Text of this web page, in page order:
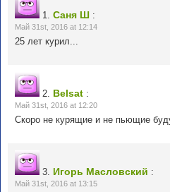
1. Саня Ш :
Май 31st, 2016 at 12:14
25 лет курил...
2. Belsat :
Май 31st, 2016 at 12:20
Скоро не курящие и не пьющие
3. Игорь Масловский :
Май 31st, 2016 at 13:15